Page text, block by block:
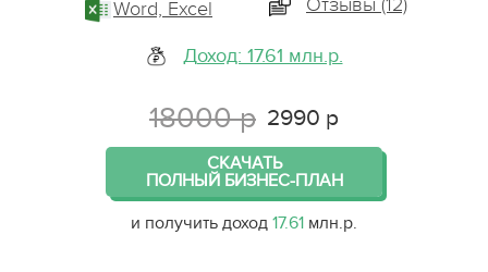
Word, Excel
Доход: 17.61 млн.р.
Отзывы (12)
18000 р 2990 р
СКАЧАТЬ
ПОЛНЫЙ БИЗНЕС-ПЛАН
и получить доход 17.61 млн.р.